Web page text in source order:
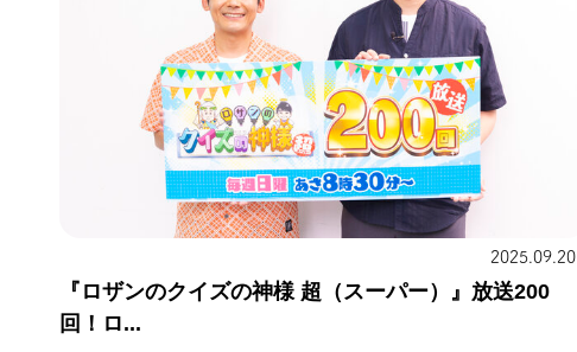
2025.09.20
『ロザンのクイズの神様 超（スーパー）』放送200
回！ロ...